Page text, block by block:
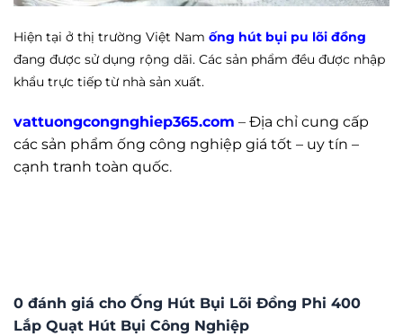
Hiện tại ở thị trường Việt Nam ống hút bụi pu lõi đồng
đang được sử dụng rộng dãi. Các sản phẩm đều được nhập
khẩu trực tiếp từ nhà sản xuất.
vattuongcongnghiep365.com – Địa chỉ cung cấp
các sản phẩm ống công nghiệp giá tốt – uy tín –
cạnh tranh toàn quốc.
0 đánh giá cho Ống Hút Bụi Lõi Đồng Phi 400
Lắp Quạt Hút Bụi Công Nghiệp